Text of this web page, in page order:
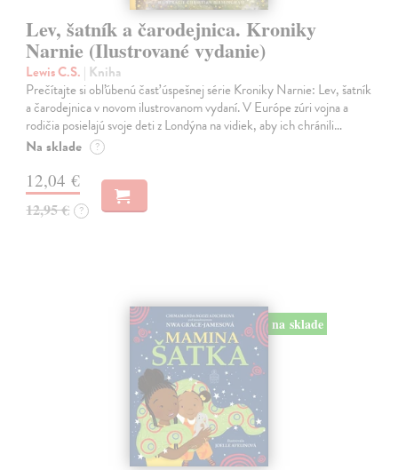
Lev, šatník a čarodejnica. Kroniky
Narnie (Ilustrované vydanie)
Lewis C.S. | Kniha
Prečítajte si obľúbenú časť úspešnej série Kroniky Narnie: Lev, šatník
a čarodejnica v novom ilustrovanom vydaní. V Európe zúri vojna a
rodičia posielajú svoje deti z Londýna na vidiek, aby ich chránili…
Na sklade ?
12,04 €
12,95 € ?
na sklade